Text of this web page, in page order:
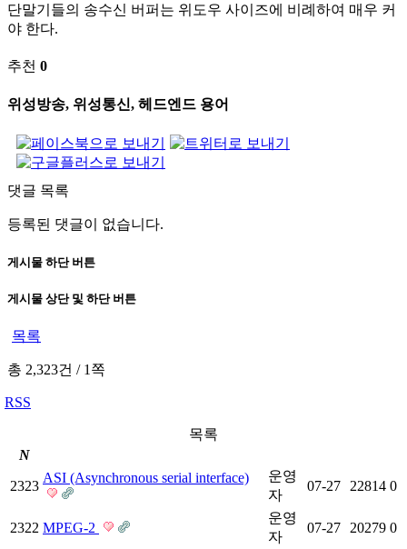
단말기들의 송수신 버퍼는 위도우 사이즈에 비례하여 매우 커
야 한다.
추천 0
위성방송, 위성통신, 헤드엔드 용어
댓글 목록
등록된 댓글이 없습니다.
게시물 하단 버튼
게시물 상단 및 하단 버튼
목록
총 2,323건 /1쪽
RSS
목록
N
2323
ASI (Asynchronous serial interface)
운영
자
07-27 22814 0
2322 MPEG-2
운영
자
07-27 20279 0